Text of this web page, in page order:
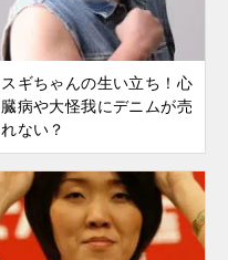
スギちゃんの生い立ち！心
臓病や大怪我にデニムが売
れない？